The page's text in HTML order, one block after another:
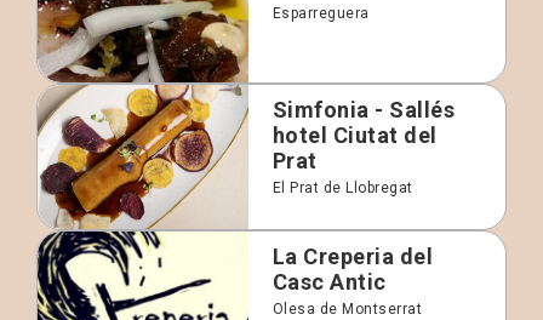
Esparreguera
Simfonia - Sallés
hotel Ciutat del
Prat
El Prat de Llobregat
La Creperia del
Casc Antic
Olesa de Montserrat